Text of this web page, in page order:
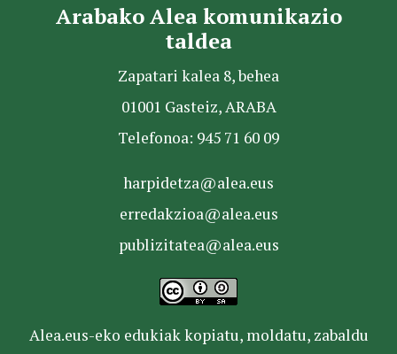
Arabako Alea komunikazio
taldea
Zapatari kalea 8, behea
01001 Gasteiz, ARABA
Telefonoa: 945 71 60 09
harpidetza@alea.eus
erredakzioa@alea.eus
publizitatea@alea.eus
Alea.eus-eko edukiak kopiatu, moldatu, zabaldu